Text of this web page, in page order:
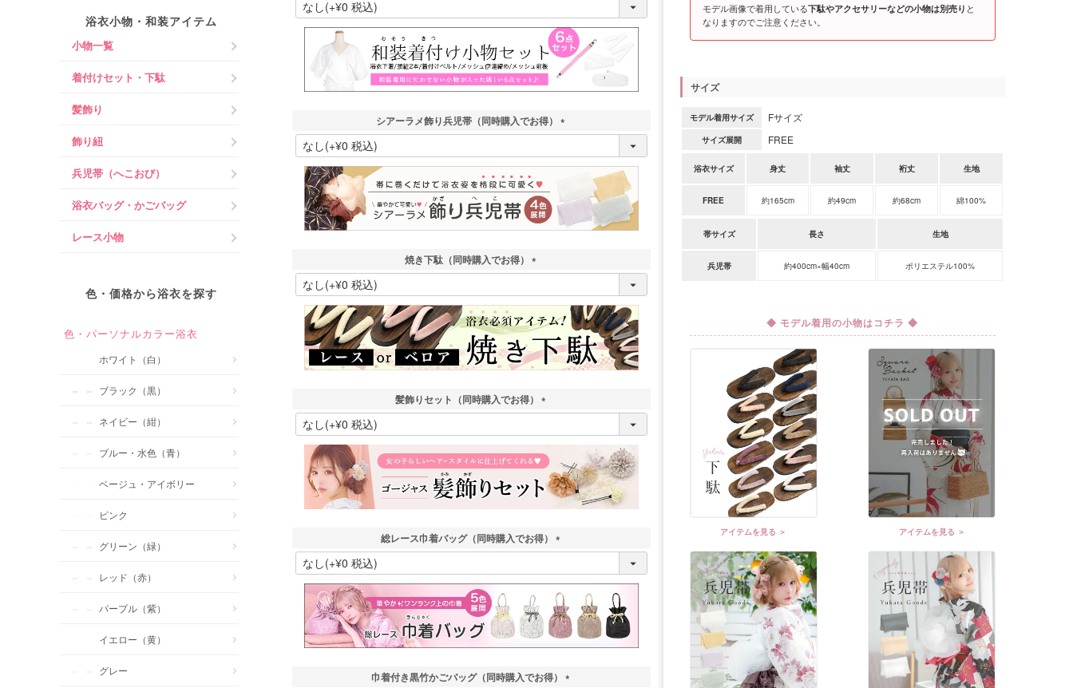
浴衣小物・和装アイテム
小物一覧
着付けセット・下駄
髪飾り
飾り紐
兵児帯（へこおび）
浴衣バッグ・かごバッグ
レース小物
色・価格から浴衣を探す
色・パーソナルカラー浴衣
ホワイト（白）
ブラック（黒）
ネイビー（紺）
ブルー・水色（青）
ベージュ・アイボリー
ピンク
グリーン（緑）
レッド（赤）
パープル（紫）
イエロー（黄）
グレー
必
須
)
シアーラメ飾り兵児帯（同時購入でお得）
(
必
須
焼き下駄（同時購入でお得）
(
必
須
)
髪飾りセット（同時購入でお得）
(
必
須
総レース巾着バッグ（同時購入でお得）
(
必
須
)
巾着付き黒竹かごバッグ（同時購入でお得）
モデル画像で着用している下駄やアクセサリーなどの小物は別売り と
なりますのでご注意ください。
サイズ
モデル着用サイズ Fサイズ
サイズ展開 FREE
浴衣サイズ 身丈 袖丈 裄丈 生地
FREE 約165cm 約49cm 約68cm 綿100%
帯サイズ 長さ 生地
兵児帯 約400cm×幅40cm ポリエステル100%
◆ モデル着用の小物はコチラ ◆
アイテムを見る ＞ アイテムを見る ＞